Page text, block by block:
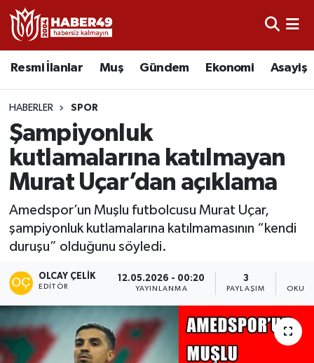
Resmi İlanlar Muş Gündem Ekonomi Asayiş
HABERLER SPOR
Şampiyonluk
kutlamalarına katılmayan
Murat Uçar’dan açıklama
Amedspor’un Muşlu futbolcusu Murat Uçar,
şampiyonluk kutlamalarına katılmamasının “kendi
duruşu” olduğunu söyledi.
OLCAY ÇELIK
EDITÖR
12.05.2026 - 00:20
YAYINLANMA
3
PAYLAŞIM
Resmi İlanlar
Asayiş
Bölge
Eğitim
Sağlık
Spor
Siyaset
Uşak Nöbetçi Eczaneler
Uşak Hava Durumu
Uşak Namaz Vakitleri
Uşak Trafik Yoğunluk Haritası
TFF 2.Lig Kırmızı Grup Puan Durumu ve Fikstür
Tüm Manşetler
Haber Arşivi